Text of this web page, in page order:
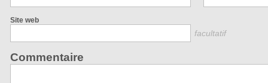
Site web
facultatif
Commentaire